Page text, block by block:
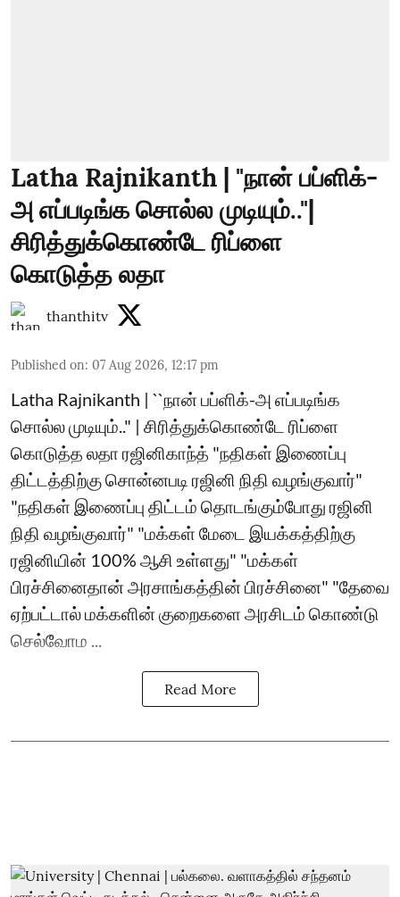
Latha Rajnikanth | "நான் பப்ளிக்-
அ எப்படிங்க சொல்ல முடியும்.."|
சிரித்துக்கொண்டே ரிப்ளை
கொடுத்த லதா
thanthitv
Published on: 07 Aug 2026, 12:17 pm
Latha Rajnikanth | ``நான் பப்ளிக்-அ எப்படிங்க
சொல்ல முடியும்.." | சிரித்துக்கொண்டே ரிப்ளை
கொடுத்த லதா ரஜினிகாந்த் "நதிகள் இணைப்பு
திட்டத்திற்கு சொன்னபடி ரஜினி நிதி வழங்குவார்"
"நதிகள் இணைப்பு திட்டம் தொடங்கும்போது ரஜினி
நிதி வழங்குவார்" "மக்கள் மேடை இயக்கத்திற்கு
ரஜினியின் 100% ஆசி உள்ளது" "மக்கள்
பிரச்சினைதான் அரசாங்கத்தின் பிரச்சினை" "தேவை
ஏற்பட்டால் மக்களின் குறைகளை அரசிடம் கொண்டு
செல்வோம ...
Read More